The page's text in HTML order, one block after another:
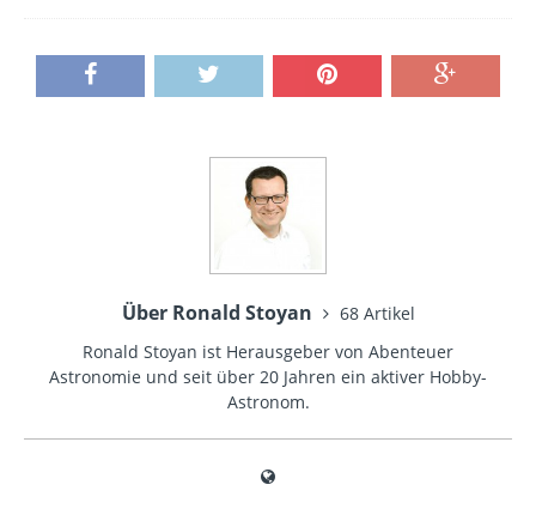
Über Ronald Stoyan
68 Artikel
Ronald Stoyan ist Herausgeber von Abenteuer
Astronomie und seit über 20 Jahren ein aktiver Hobby-
Astronom.